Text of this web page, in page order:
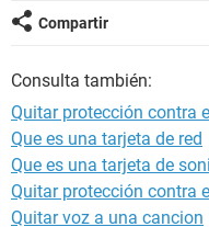
Compartir
Consulta también:
Quitar protección contra
Que es una tarjeta de red
Que es una tarjeta de
Quitar protección contra
Quitar voz a una cancion